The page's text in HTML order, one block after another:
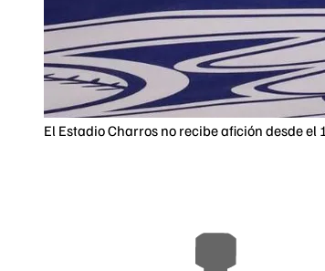
El Estadio Charros no recibe afición desde